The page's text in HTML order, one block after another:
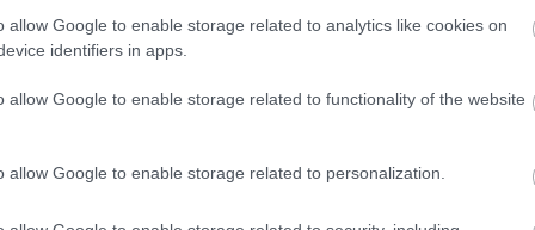
allow Google to enable storage related to analytics like cookies on
identifiers in apps.
allow Google to enable storage related to functionality of the website
allow Google to enable storage related to personalization.
στο μάγουλο και το σαγόνι, ενώ το να
μετώπου με αυλάκια. Για να μειωθούν οι
προσώπου οδηγεί στην υπερλειτουργία των
κάτω από την επιφάνεια. Η αυλακιά τελικά